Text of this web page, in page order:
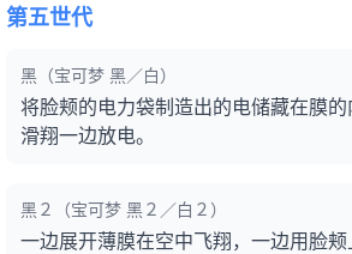
第五世代
黑（宝可梦 黑／白）
将脸颊的电力袋制造出的电储藏在膜
滑翔一边放电。
黑２（宝可梦 黑２／白２）
一边展开薄膜在空中飞翔，一边用脸